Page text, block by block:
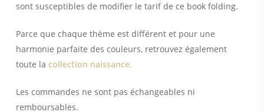
sont susceptibles de modifier le tarif de ce book folding.
Parce que chaque thème est différent et pour une
harmonie parfaite des couleurs, retrouvez également
toute lacollection naissance.
Les commandes ne sont pas échangeables ni
remboursables.